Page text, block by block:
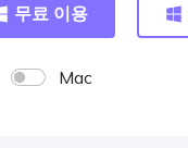
무료 이용
Mac